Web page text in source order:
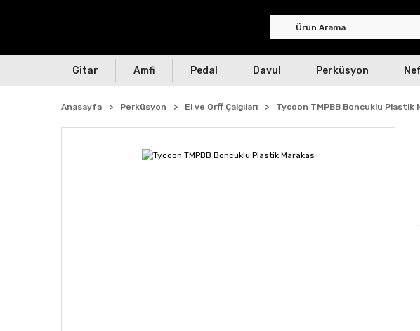
Gitar Amfi Pedal Davul Perküsyon
Anasayfa Perküsyon El ve Orff Çalgıları Tycoon TMPBB Boncuklu Plastik